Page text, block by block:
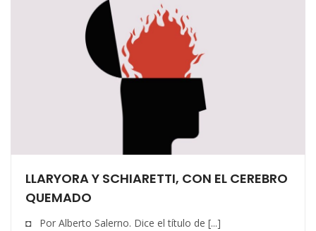
LLARYORA Y SCHIARETTI, CON EL CEREBRO
QUEMADO
◘ Por Alberto Salerno. Dice el título de [...]